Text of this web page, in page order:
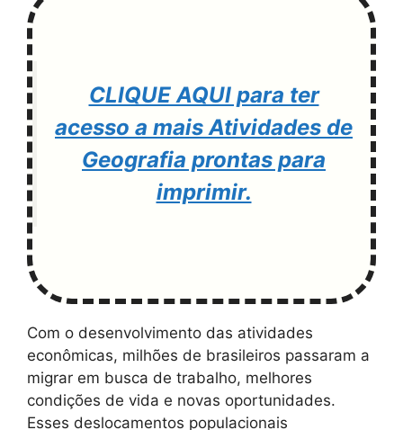
CLIQUE AQUI para ter
acesso a mais Atividades de
Geografia prontas para
imprimir.
Com o desenvolvimento das atividades
econômicas, milhões de brasileiros passaram a
migrar em busca de trabalho, melhores
condições de vida e novas oportunidades.
Esses deslocamentos populacionais